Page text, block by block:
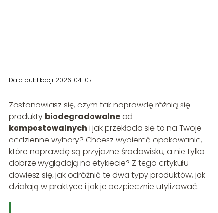
Data publikacji: 2026-04-07
Zastanawiasz się, czym tak naprawdę różnią się
produkty biodegradowalneod
kompostowalnych i jak przekłada się to na Twoje
codzienne wybory? Chcesz wybierać opakowania,
które naprawdę są przyjazne środowisku, a nie tylko
dobrze wyglądają na etykiecie? Z tego artykułu
dowiesz się, jak odróżnić te dwa typy produktów, jak
działają w praktyce i jak je bezpiecznie utylizować.